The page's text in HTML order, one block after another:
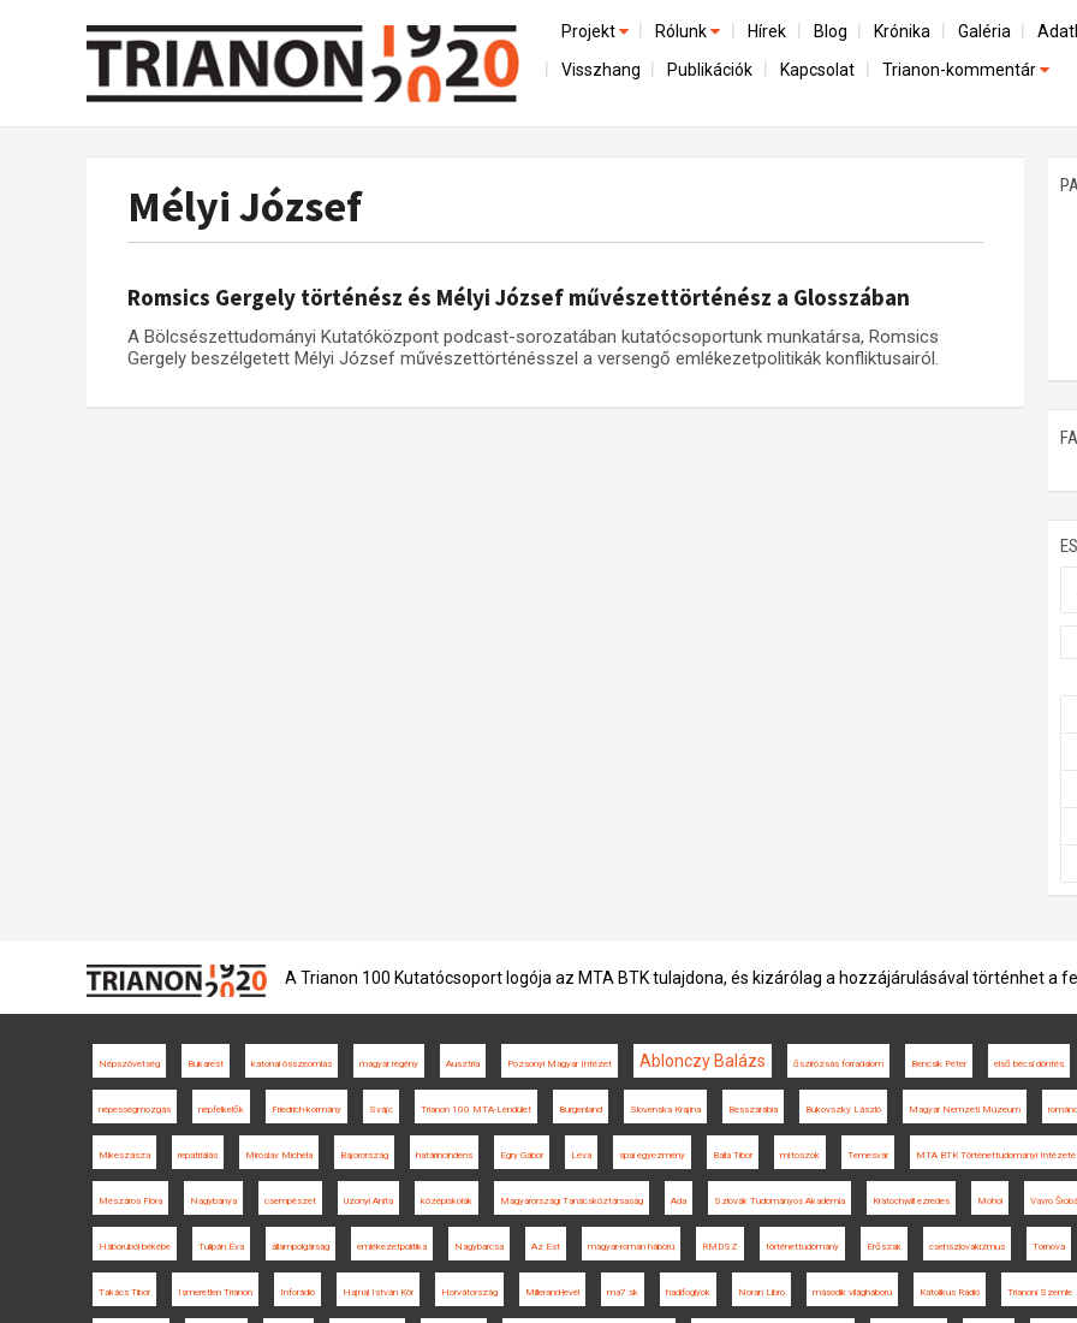
Projekt
Előzmények
Az összeomlás és a magyar társadalom
Utókor és emlékezet
Rólunk
A kutatócsoport működéséről
Hírek Blog Krónika Galéria
Visszhang Publikációk Kapcsolat Trianon-kommentár
Mélyi József
Romsics Gergely történész és Mélyi József művészettörténész a Glosszában
A Bölcsészettudományi Kutatóközpont podcast-sorozatában kutatócsoportunk munkatársa, Romsics
Gergely beszélgetett Mélyi József művészettörténésszel a versengő emlékezetpolitikák konfliktusairól.
A Trianon 100 Kutatócsoport logója az MTA BTK tulajdona, és kizárólag a hozzájárulásával történhet a
Népszövetség Bukarest katonai összeomlás magyar regény Ausztria Pozsonyi Magyar Intézet Ablonczy Balázs őszirózsás forradalom Bencsik Péter első bécsi döntés
népességmozgás népfelkelők Friedrich-kormány Svájc Trianon 100 MTA-Lendület Burgenland Slovenska Krajina Besszarábia Bukovszky László Magyar Nemzeti Múzeum
Mikeszásza repatriálás Miroslav Michela Bajorország határincindens Egry Gábor Léva spai egyezmény Balla Tibor mítoszok Temesvár MTA BTK Történettudományi Intézete
Mészáros Flóra Nagybánya csempészet Uzonyi Anita középiskolák Magyarországi Tanácsköztársaság Ada Szlovák Tudományos Akadémia Kratochwill ezredes Mohol Vavro
Háborúból békébe Tulipán Éva állampolgárság emlékezetpolitika Nagybarcsa Az Est magyar-román háború RMDSZ történettudomány Erőszak csehszlovakizmus Tornova
Takács Tibor Ismeretlen Trianon Inforádió Hajnal István Kör Horvátország Millerand-levél ma7.sk hadifoglyok Noran Libro második világháború Katolikus Rádió Trianoni Szemle